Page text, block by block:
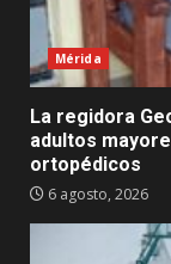
Mérida
La regidora
adultos
ortopédicos
6 agosto, 2026